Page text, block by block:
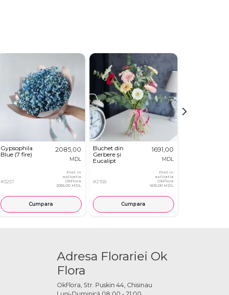
Gypsophila
Blue (7 fire)
#3257
2085,00
MDL
Pret in
aplicatia
OkFlora
2055,00 MDL
Cumpara
Buchet din
Gerbere și
Eucalipt
#2158
1691,00
MDL
Pret in
aplicatia
OkFlora
1615,00 MDL
Cumpara
Adresa Florariei Ok
Flora
OkFlora, Str. Puskin 44, Chisinau